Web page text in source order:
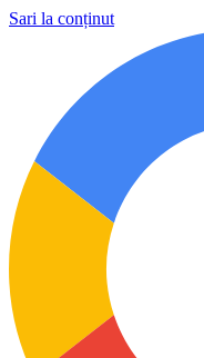
Sari la conținut